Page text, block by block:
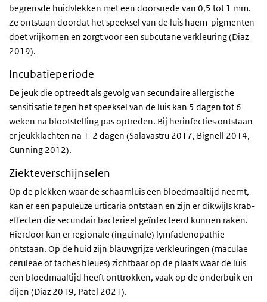
begrensde huidvlekken met een doorsnede van 0,5 tot 1 mm.
Ze ontstaan doordat het speeksel van de luis haem-pigmenten
doet vrijkomen en zorgt voor een subcutane verkleuring (Diaz
2019).
Incubatieperiode
De jeuk die optreedt als gevolg van secundaire allergische
sensitisatie tegen het speeksel van de luis kan 5 dagen tot 6
weken na blootstelling pas optreden. Bij herinfecties ontstaan
er jeukklachten na 1-2 dagen (Salavastru 2017, Bignell 2014,
Gunning 2012).
Ziekteverschijnselen
Op de plekken waar de schaamluis een bloedmaaltijd neemt,
kan er een papuleuze urticaria ontstaan en zijn er dikwijls krab-
effecten die secundair bacterieel geïnfecteerd kunnen raken.
Hierdoor kan er regionale (inguinale) lymfadenopathie
ontstaan. Op de huid zijn blauwgrijze verkleuringen (maculae
ceruleae of taches bleues) zichtbaar op de plaats waar de luis
een bloedmaaltijd heeft onttrokken, vaak op de onderbuik en
dijen (Diaz 2019, Patel 2021).